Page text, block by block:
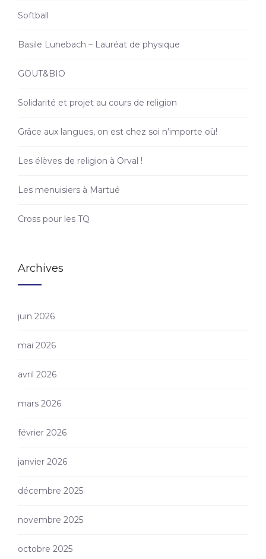
Softball
Basile Lunebach – Lauréat de physique
GOUT&BIO
Solidarité et projet au cours de religion
Grâce aux langues, on est chez soi n’importe où!
Les élèves de religion à Orval !
Les menuisiers à Martué
Cross pour les TQ
Archives
juin 2026
mai 2026
avril 2026
mars 2026
février 2026
janvier 2026
décembre 2025
novembre 2025
octobre 2025